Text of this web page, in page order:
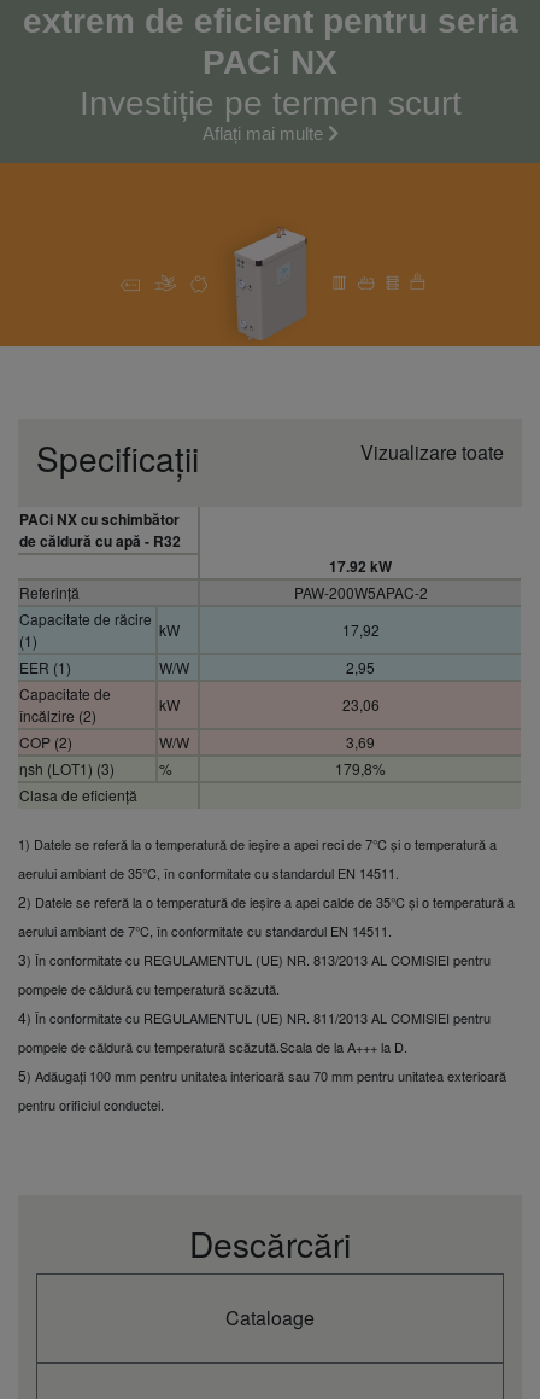
extrem de eficient pentru seria
PACi NX
Investiție pe termen scurt
Aflați mai multe
Specificații Vizualizare toate
PACi NX cu schimbător
de căldură cu apă - R32
17.92 kW
Referință
PAW-200W5APAC-2
Capacitate de răcire
(1)
kW
17,92
EER (1)
W/W
2,95
Capacitate de
încălzire (2)
kW
23,06
COP (2)
W/W
3,69
ηsh (LOT1) (3)
%
179,8%
Clasa de eficiență
de căldură temperatură
D) (4)
A+++
Clasa de eficiență
energetică 55°C (pompă
de căldură temperatură
scăzută) (Interval A+++ la
D) (4)
A++
Dimensiuni
(înălțime)
Dimensiuni (lățime)
mm
455
Dimensiuni
(adâncime)
mm
3,45
Filtru de apă
Inclus
1) Datele se referă la o temperatură de ieșire a apei reci de 7°C și o temperatură a
aerului ambiant de 35°C, în conformitate cu standardul EN 14511.
2) Datele se referă la o temperatură de ieșire a apei calde de 35°C și o temperatură a
aerului ambiant de 7°C, în conformitate cu standardul EN 14511.
3) În conformitate cu REGULAMENTUL (UE) NR. 813/2013 AL COMISIEI pentru
pompele de căldură cu temperatură scăzută.
4) În conformitate cu REGULAMENTUL (UE) NR. 811/2013 AL COMISIEI pentru
pompele de căldură cu temperatură scăzută.Scala de la A+++ la D.
5) Adăugați 100 mm pentru unitatea interioară sau 70 mm pentru unitatea exterioară
pentru orificiul conductei.
Descărcări
Cataloage